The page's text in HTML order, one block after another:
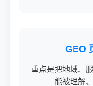
GEO
重点是把地域、
能被理解